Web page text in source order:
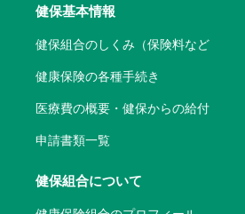
健保基本情報
健保組合のしくみ（保険料など
健康保険の各種手続き
医療費の概要・健保からの給付
申請書類一覧
健保組合について